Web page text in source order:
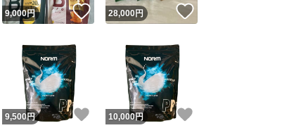
ね！
9,000円 いいね！
28,000円
ね！
9,500円 いいね！
10,000円